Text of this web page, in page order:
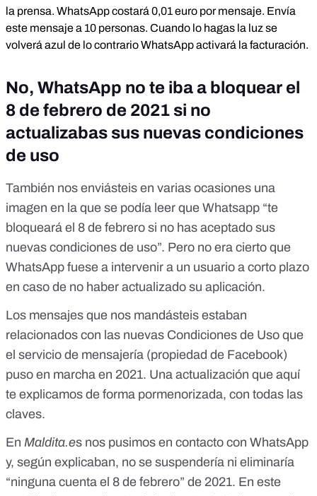
la prensa. WhatsApp costará 0,01 euro por mensaje. Envía
este mensaje a 10 personas. Cuando lo hagas la luz se
volverá azul de lo contrario WhatsApp activará la facturación.
No, WhatsApp no te iba a bloquear el
8 de febrero de 2021 si no
actualizabas sus nuevas condiciones
de uso
También nos enviásteis en varias ocasiones una
imagen en la que se podía leer que Whatsapp “te
bloqueará el 8 de febrero si no has aceptado sus
nuevas condiciones de uso”. Pero no era cierto que
WhatsApp fuese a intervenir a un usuario a corto plazo
en caso de no haber actualizado su aplicación.
Los mensajes que nos mandásteis estaban
relacionados con las nuevas Condiciones de Uso que
el servicio de mensajería (propiedad de Facebook)
puso en marcha en 2021. Una actualización que aquí
te explicamos de forma pormenorizada, con todas las
claves.
En Maldita.es nos pusimos en contacto con WhatsApp
y, según explicaban, no se suspendería ni eliminaría
“ninguna cuenta el 8 de febrero” de 2021. En este